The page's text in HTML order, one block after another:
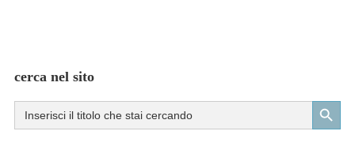
cerca nel sito
Search
for:
Search Button